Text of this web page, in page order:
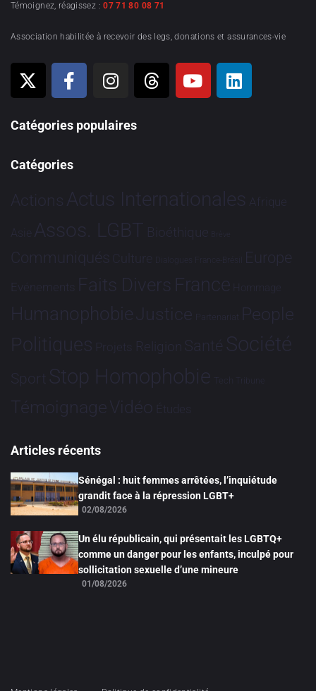
Témoignez, réagissez :07 71 80 08 71
Association habilitée à recevoir des legs, donations et assurances-vie
Catégories populaires
Catégories
Actions Actus Internationales Afrique
Asie Assos. LGBT Bioéthique Brève
Communiqués Culture Dialogues France-Brésil Europe
Evénements Faits Divers France Hommage
HumanophobieJustice Partenariat People
Politiques Projets Religion Santé Société
Sport Stop Homophobie Tech Tribune
TémoignageVidéo Études
Articles récents
Sénégal : huit femmes arrêtées, l’inquiétude
grandit face à la répression LGBT+
02/08/2026
Un élu républicain, qui présentait les LGBTQ+
comme un danger pour les enfants, inculpé pour
sollicitation sexuelle d’une mineure
01/08/2026